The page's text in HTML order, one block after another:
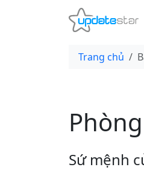
Trang chủ
Sứ mệnh